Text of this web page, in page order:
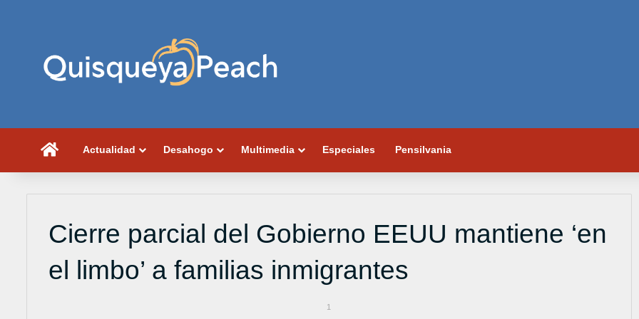
PortadaActualidad Desahogo Multimedia Especiales Pensilvania
Cierre parcial del Gobierno EEUU mantiene ‘en
el limbo’ a familias inmigrantes
1